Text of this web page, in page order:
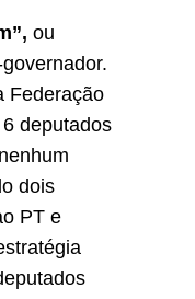
ou
Federação
deputados
dois
PT e